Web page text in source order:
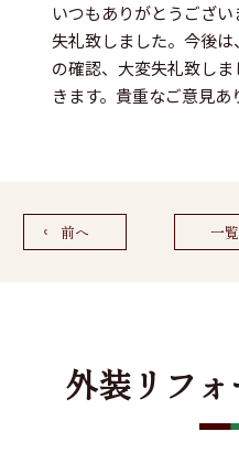
いつもありがとうござ
失礼致しました。今後
の確認、大変失礼致し
きます。貴重なご意見あ
前へ 一
外装リフ